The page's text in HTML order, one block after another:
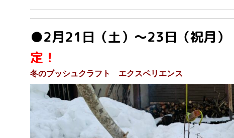
●2月21日（土）～23日（祝月）
定！
冬のブッシュクラフト エクスペリエンス